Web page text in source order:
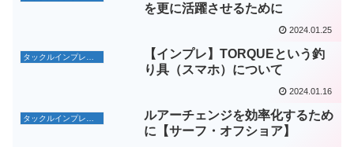
を更に活躍させるために
2024.01.25
【インプレ】TORQUEという釣
り具（スマホ）について
2024.01.16
タックルインプレッション
ルアーチェンジを効率化するため
に【サーフ・オフショア】